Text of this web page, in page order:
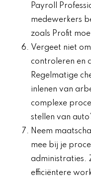
Payroll
medewerkers
zoals Profit
Vergeet niet
controleren en
Regelmatige
inlenen van
complexe
stellen van
Neem
mee bij je
administraties.
efficiëntere